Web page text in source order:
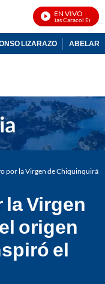
EN VIVO
Noticias Caracol En Vivo
LIZARAZO
por la Virgen de Chiquinquirá:
Virgen
origen
el